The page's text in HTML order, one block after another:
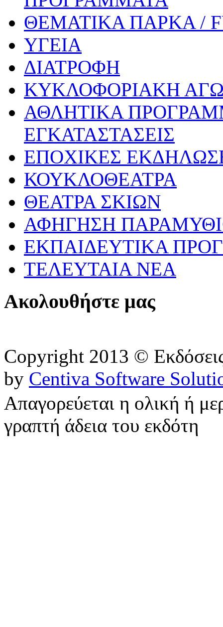
ΘΕΜΑΤΙΚΑ ΠΑΡΚΑ /
ΥΓΕΙΑ
ΔΙΑΤΡΟΦΗ
ΚΥΚΛΟΦΟΡΙΑΚΗ
ΑΘΛΗΤΙΚΑ
ΕΓΚΑΤΑΣΤΑΣΕΙΣ
ΕΠΟΧΙΚΕΣ
ΚΟΥΚΛΟΘΕΑΤΡΑ
ΘΕΑΤΡΑ ΣΚΙΩΝ
ΑΦΗΓΗΣΗ
ΕΚΠΑΙΔΕΥΤΙΚΑ
ΤΕΛΕΥΤΑΙΑ ΝΕΑ
Ακολουθήστε μας
Copyright 2013 ©
by Centiva Software
Απαγορεύεται η ολική ή
γραπτή άδεια του εκδότη